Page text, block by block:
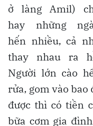
ở làng Amil)
hay những
hến nhiều, cả
thay nhau ra
Người lớn cào
rửa, gom vào bao
được thì có tiền
bữa cơm gia